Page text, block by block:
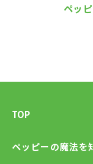
ペッ
TOP
ペッピーの魔法を